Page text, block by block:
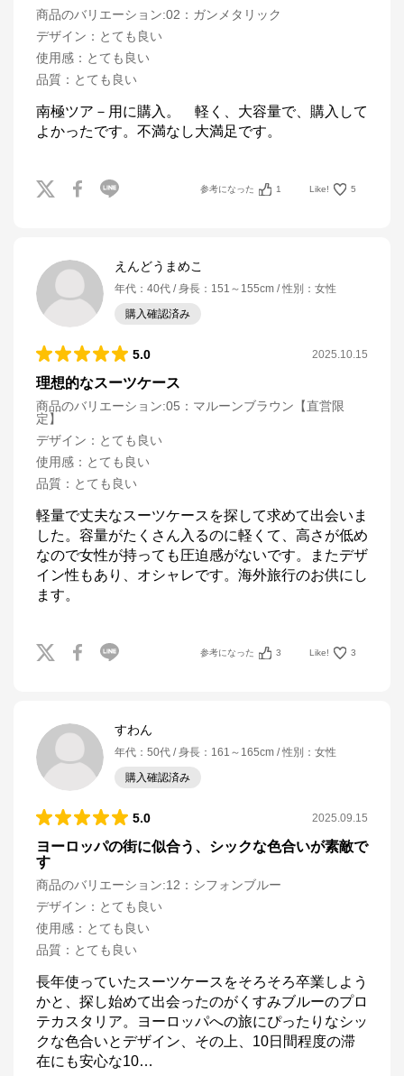
商品のバリエーション:02：ガンメタリック
デザイン ： とても良い
使用感 ： とても良い
品質 ： とても良い
南極ツア－用に購入。　軽く、大容量で、購入して
よかったです。不満なし大満足です。
参考になった 1 Like! 5
えんどうまめこ
年代 ： 40代 身長 ： 151～155cm 性別 ： 女性
購入確認済み
5.0 2025.10.15
理想的なスーツケース
商品のバリエーション:05：マルーンブラウン【直営限
定】
デザイン ： とても良い
使用感 ： とても良い
品質 ： とても良い
軽量で丈夫なスーツケースを探して求めて出会いま
した。容量がたくさん入るのに軽くて、高さが低め
なので女性が持っても圧迫感がないです。またデザ
イン性もあり、オシャレです。海外旅行のお供にし
ます。
参考になった 3 Like! 3
すわん
年代 ： 50代 身長 ： 161～165cm 性別 ： 女性
購入確認済み
5.0 2025.09.15
ヨーロッパの街に似合う、シックな色合いが素敵で
す
商品のバリエーション:12：シフォンブルー
デザイン ： とても良い
使用感 ： とても良い
品質 ： とても良い
長年使っていたスーツケースをそろそろ卒業しよう
かと、探し始めて出会ったのがくすみブルーのプロ
テカスタリア。ヨーロッパへの旅にぴったりなシッ
クな色合いとデザイン、その上、10日間程度の滞
在にも安心な10…